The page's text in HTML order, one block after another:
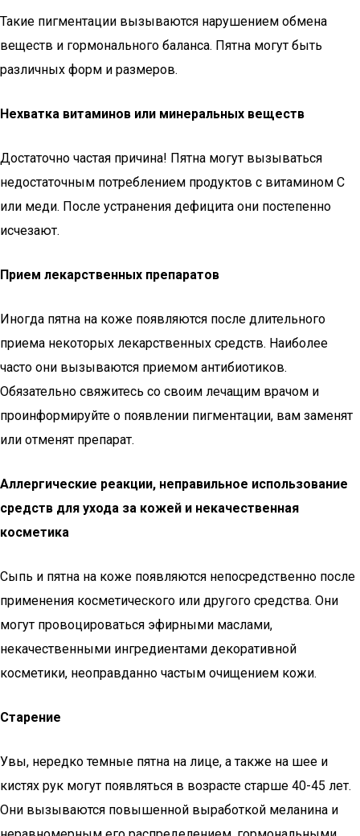
Такие пигментации вызываются нарушением обмена
веществ и гормонального баланса. Пятна могут быть
различных форм и размеров.
Нехватка витаминов или минеральных веществ
Достаточно частая причина! Пятна могут вызываться
недостаточным потреблением продуктов с витамином С
или меди. После устранения дефицита они постепенно
исчезают.
Прием лекарственных препаратов
Иногда пятна на коже появляются после длительного
приема некоторых лекарственных средств. Наиболее
часто они вызываются приемом антибиотиков.
Обязательно свяжитесь со своим лечащим врачом и
проинформируйте о появлении пигментации, вам заменят
или отменят препарат.
Аллергические реакции, неправильное использование
средств для ухода за кожей и некачественная
косметика
Сыпь и пятна на коже появляются непосредственно после
применения косметического или другого средства. Они
могут провоцироваться эфирными маслами,
некачественными ингредиентами декоративной
косметики, неоправданно частым очищением кожи.
Старение
Увы, нередко темные пятна на лице, а также на шее и
кистях рук могут появляться в возрасте старше 40-45 лет.
Они вызываются повышенной выработкой меланина и